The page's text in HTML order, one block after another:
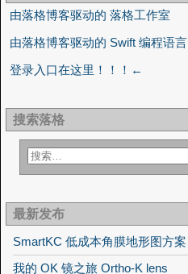
由落格博客驱动的 落格工作室
由落格博客驱动的 Swift 编程语言
登录入口在这里！！！←
搜索落格
最新发布
SmartKC 低成本角膜地形图方案
我的 OK 镜之旅 Ortho-K lens